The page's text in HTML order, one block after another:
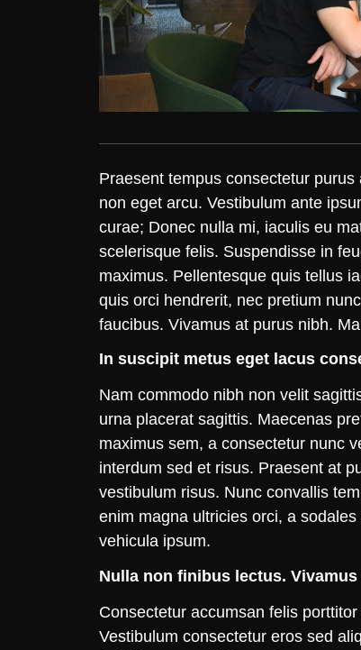
Praesent tempus consectetur
non eget arcu. Vestibulum ante
curae; Donec nulla mi, iaculis eu
scelerisque felis. Suspendisse in
maximus. Pellentesque quis tellus
quis orci hendrerit, nec pretium
faucibus. Vivamus at purus nibh.
In suscipit metus eget lacus
Nam commodo nibh non velit
urna placerat sagittis. Maecenas
maximus sem, a consectetur nunc
interdum sed et risus. Praesent at
vestibulum risus. Nunc convallis
enim magna ultricies orci, a
vehicula ipsum.
Nulla non finibus lectus.
Consectetur accumsan felis
Vestibulum consectetur eros sed